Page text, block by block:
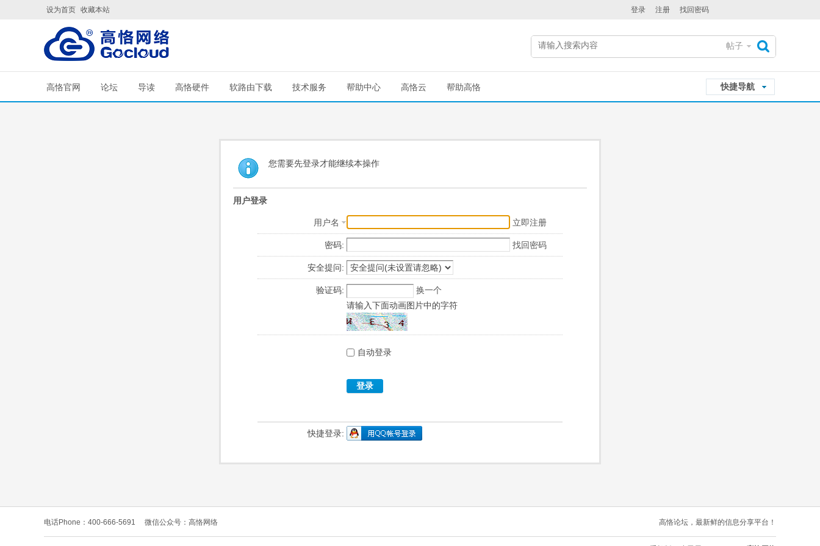
设为首页 收藏本站 登录 注册 找回密码
帖子
快捷导航
高恪官网 论坛 导读 高恪硬件 软路由下载 技术服务 帮助中心 高恪云 帮助高恪
您需要先登录才能继续本操作
用户登录
用户名 立即注册
密码: 找回密码
安全提问:
验证码:
换一个
请输入下面动画图片中的字符
自动登录
登录
快捷登录:
电话Phone：400-666-5691 微信公众号：高恪网络 高恪论坛，最新鲜的信息分享平台！